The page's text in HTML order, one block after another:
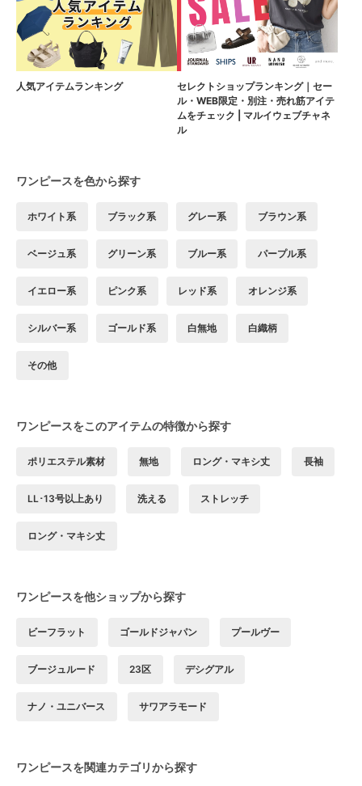
人気アイテムランキング
セレクトショップランキング｜セー
ル・WEB限定・別注・売れ筋アイテ
ムをチェック | マルイウェブチャネ
ル
ワンピースを色から探す
ホワイト系 ブラック系 グレー系 ブラウン系
ベージュ系 グリーン系 ブルー系 パープル系
イエロー系 ピンク系 レッド系 オレンジ系
シルバー系 ゴールド系 白無地 白織柄
その他
ワンピースをこのアイテムの特徴から探す
ポリエステル素材 無地 ロング・マキシ丈 長袖
LL･13号以上あり 洗える ストレッチ
ロング・マキシ丈
ワンピースを他ショップから探す
ビーフラット ゴールドジャパン プールヴー
ブージュルード 23区 デシグアル
ナノ・ユニバース サワアラモード
ワンピースを関連カテゴリから探す